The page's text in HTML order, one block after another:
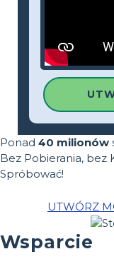
Ponad 40 milionów
Bez Pobierania, bez
Spróbować!
UTWÓRZ
Wsparcie